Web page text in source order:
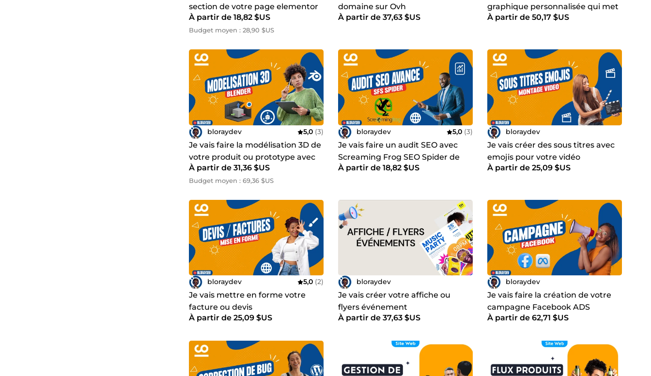
section de votre page elementor
Wordpress ou WooCommerce
À partir de 18,82 $US
Budget moyen : 28,90 $US
domaine sur Ovh
À partir de 37,63 $US
graphique personnalisée qui met
en valeur votre entreprise
À partir de 50,17 $US
bloraydev 5,0 (3)
Je vais faire la modélisation 3D de
votre produit ou prototype avec
Blender
À partir de 31,36 $US
Budget moyen : 69,36 $US
bloraydev 5,0 (3)
Je vais faire un audit SEO avec
Screaming Frog SEO Spider de
votre site web
À partir de 18,82 $US
bloraydev
Je vais créer des sous titres avec
emojis pour votre vidéo
À partir de 25,09 $US
bloraydev 5,0 (2)
Je vais mettre en forme votre
facture ou devis
professionnellement
À partir de 25,09 $US
bloraydev
Je vais créer votre affiche ou
flyers événement
À partir de 37,63 $US
bloraydev
Je vais faire la création de votre
campagne Facebook ADS
À partir de 62,71 $US